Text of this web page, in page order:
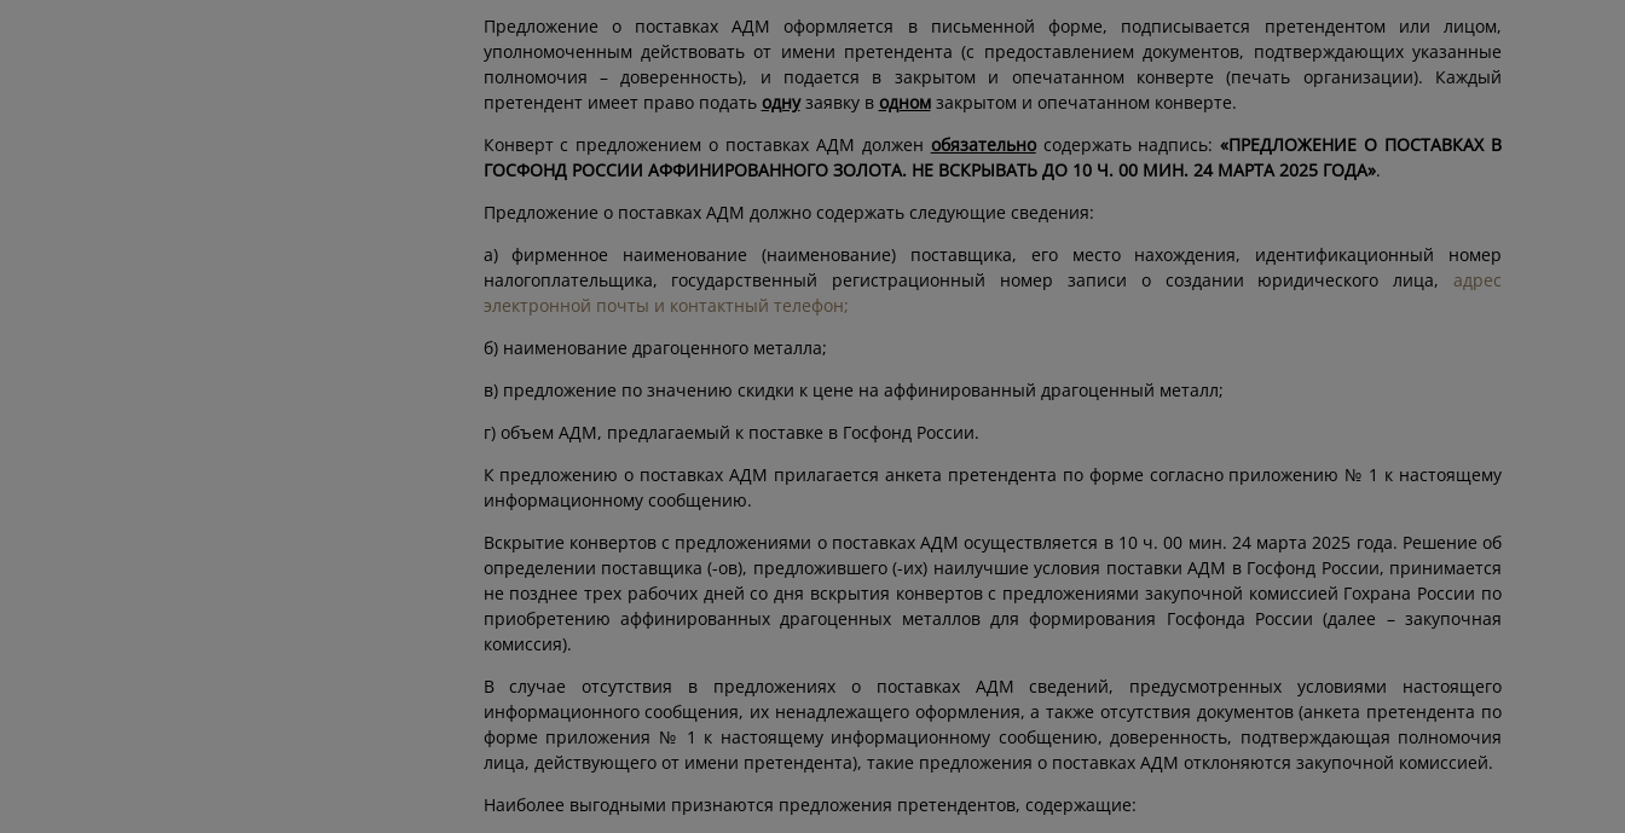
Предложение о поставках АДМ оформляется в письменной форме, подписывается претендентом или лицом,
уполномоченным действовать от имени претендента (с предоставлением документов, подтверждающих указанные
полномочия – доверенность), и подается в закрытом и опечатанном конверте (печать организации). Каждый
претендент имеет право подать однузаявку в одномзакрытом и опечатанном конверте.
Конверт с предложением о поставках АДМ должен обязательносодержать надпись:«ПРЕДЛОЖЕНИЕ О ПОСТАВКАХ В
ГОСФОНД РОССИИ АФФИНИРОВАННОГО ЗОЛОТА. НЕ ВСКРЫВАТЬ ДО 10 Ч. 00 МИН. 24 МАРТА 2025 ГОДА».
Предложение о поставках АДМ должно содержать следующие сведения:
а) фирменное наименование (наименование) поставщика, его место нахождения, идентификационный номер
налогоплательщика, государственный регистрационный номер записи о создании юридического лица, адрес
электронной почты и контактный телефон;
б) наименование драгоценного металла;
в) предложение по значению скидки к цене на аффинированный драгоценный металл;
г) объем АДМ, предлагаемый к поставке в Госфонд России.
К предложению о поставках АДМ прилагается анкета претендента по форме согласно приложению № 1 к настоящему
информационному сообщению.
Вскрытие конвертов с предложениями о поставках АДМ осуществляется в 10 ч. 00 мин. 24 марта 2025 года. Решение об
определении поставщика (-ов), предложившего (-их) наилучшие условия поставки АДМ в Госфонд России, принимается
не позднее трех рабочих дней со дня вскрытия конвертов с предложениями закупочной комиссией Гохрана России по
приобретению аффинированных драгоценных металлов для формирования Госфонда России (далее – закупочная
комиссия).
В случае отсутствия в предложениях о поставках АДМ сведений, предусмотренных условиями настоящего
информационного сообщения, их ненадлежащего оформления, а также отсутствия документов (анкета претендента по
форме приложения № 1 к настоящему информационному сообщению, доверенность, подтверждающая полномочия
лица, действующего от имени претендента), такие предложения о поставках АДМ отклоняются закупочной комиссией.
Наиболее выгодными признаются предложения претендентов, содержащие: